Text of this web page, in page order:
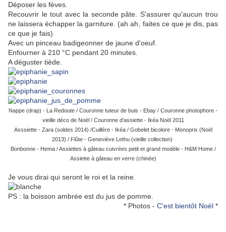
Déposer les fèves.
Recouvrir le tout avec la seconde pâte. S'assurer qu'aucun trou
ne laissera échapper la garniture. (ah ah, faites ce que je dis, pas
ce que je fais)
Avec un pinceau badigeonner de jaune d'oeuf.
Enfourner à 210 °C pendant 20 minutes.
A déguster tiède.
Nappe (drap) - La Redoute / Couronne tuteur de buis - Ebay / Couronne photophore -
vieille déco de Noël / Couronne d'assiette - Ikéa Noël 2011
Asssiette - Zara (soldes 2014) /Cuillère - Ikéa / Gobelet bicolore - Monoprix (Noël
2013) / Flûte - Geneviève Lethu (vieille collection)
Bonbonne - Hema / Assiettes à gâteau cuivrées petit et grand modèle - H&M Home /
Assiette à gâteau en verre (chinée)
Je vous dirai qui seront le roi et la reine.
PS : la boisson ambrée est du jus de pomme.
* Photos - C'est bientôt Noël *